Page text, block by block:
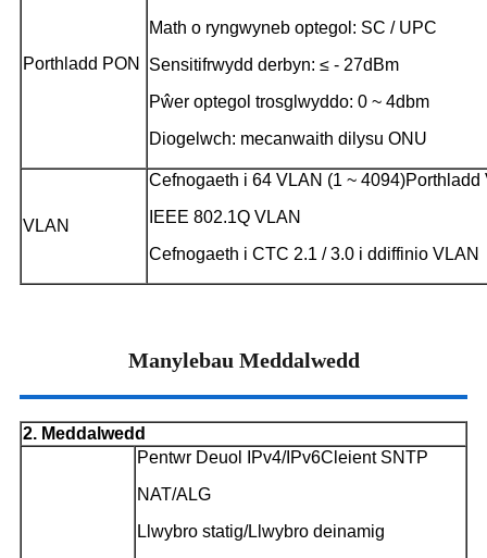
Porthladd PON
Math o ryngwyneb optegol: SC / UPC
Sensitifrwydd derbyn: ≤ - 27dBm
Pŵer optegol trosglwyddo: 0 ~ 4dbm
Diogelwch: mecanwaith dilysu ONU
VLAN
Cefnogaeth i 64 VLAN (1 ~ 4094)Porthladd
IEEE 802.1Q VLAN
Cefnogaeth i CTC 2.1 / 3.0 i ddiffinio VLAN
Manylebau Meddalwedd
2. Meddalwedd
Pentwr Deuol IPv4/IPv6Cleient SNTP
NAT/ALG
Llwybro statig/Llwybro deinamig